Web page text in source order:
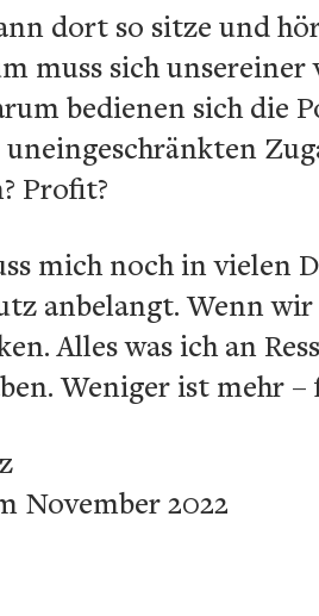
dort so sitze und
muss sich
bedienen sich die
uneingeschränkten
Profit?
mich noch in vielen
anbelangt. Wenn
Alles was ich an
Weniger ist mehr
November 2022